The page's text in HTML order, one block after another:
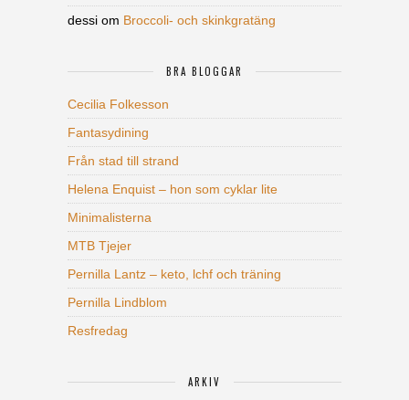
dessi om Broccoli- och skinkgratäng
BRA BLOGGAR
Cecilia Folkesson
Fantasydining
Från stad till strand
Helena Enquist – hon som cyklar lite
Minimalisterna
MTB Tjejer
Pernilla Lantz – keto, lchf och träning
Pernilla Lindblom
Resfredag
ARKIV